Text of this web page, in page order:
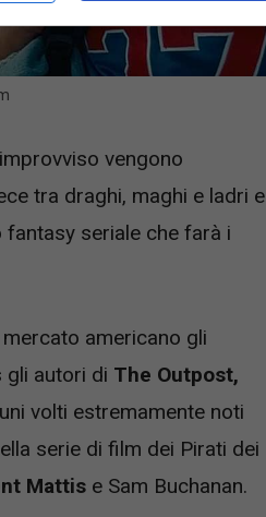
vengono
tra draghi, maghi e ladri e
seriale che farà i
americano gli
gli autori di The Outpost,
volti estremamente noti
serie di film dei Pirati dei
Mattis e Sam Buchanan.